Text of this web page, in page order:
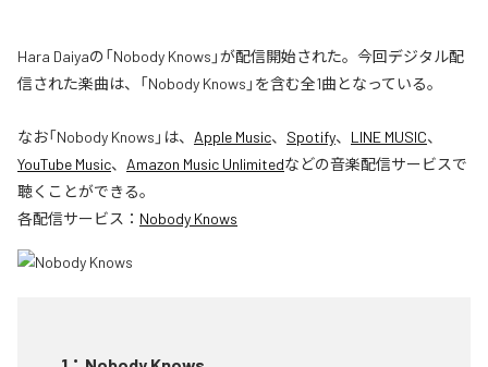
Hara Daiyaの「Nobody Knows」が配信開始された。今回デジタル配
信された楽曲は、「Nobody Knows」を含む全1曲となっている。
なお「Nobody Knows 」は、 Apple Music、 Spotify、 LINE MUSIC、
YouTube Music、 Amazon Music Unlimitedなどの音楽配信サービスで
聴くことができる。
各配信サービス： Nobody Knows